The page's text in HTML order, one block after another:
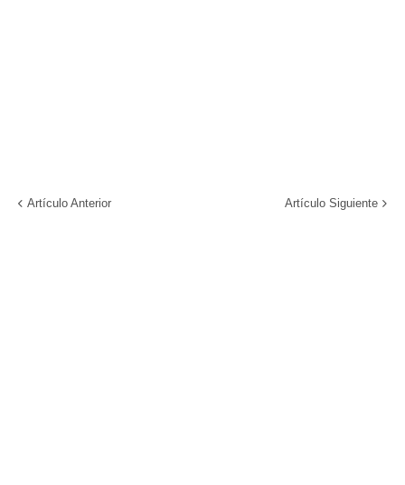
Artículo Anterior Artículo Siguiente